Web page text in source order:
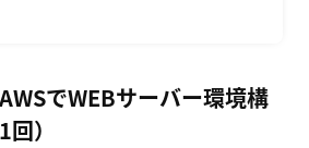
でWEBサーバー環境構
）